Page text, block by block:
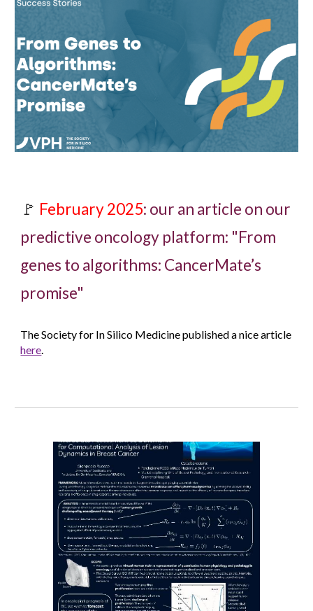
🚩 February 2025: our an article on our
predictive oncology platform: "From
genes to algorithms: CancerMate’s
promise"
TheSociety for In Silico Medicine published a nice article
here.